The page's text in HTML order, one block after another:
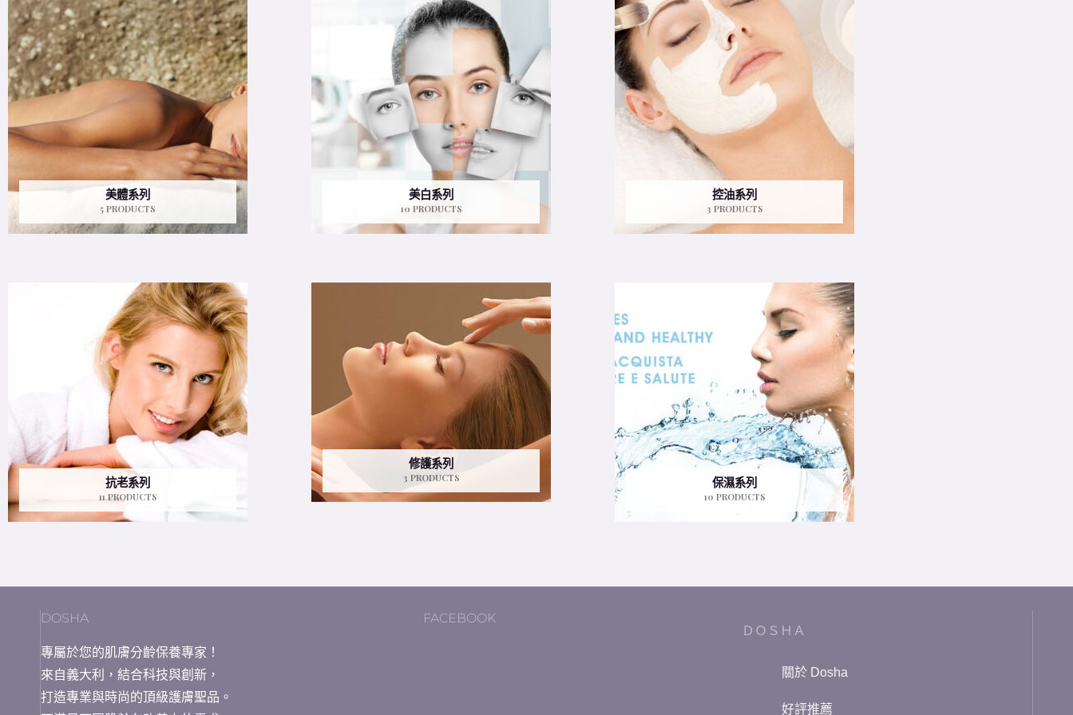
美體系列
5 PRODUCTS
美白系列
10 PRODUCTS
控油系列
3 PRODUCTS
抗老系列
11 PRODUCTS
修護系列
3 PRODUCTS 保濕系列
10 PRODUCTS
DOSHA
專屬於您的肌膚分齡保養專家！
來自義大利，結合科技與創新，
打造專業與時尚的頂級護膚聖品。
FACEBOOK
ＤＯＳＨＡ
關於 Dosha
好評推薦